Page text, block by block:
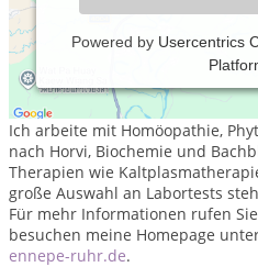
Powered by Usercentrics
In meiner Fahrpraxis behandle
Hunde
Ich arbeite mit Homöopathie,
nach Horvi, Biochemie und
Therapien wie
große Auswahl an Labortests
Für mehr Informationen rufen
besuchen meine Homepage
ennepe-ruhr.de.